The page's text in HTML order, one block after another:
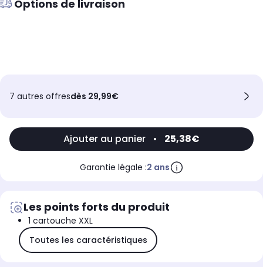
Options de livraison
7 autres offresdès 29,99€
Ajouter au panier • 25,38€
Garantie légale :2 ans
Les points forts du produit
1 cartouche XXL
Toutes les caractéristiques